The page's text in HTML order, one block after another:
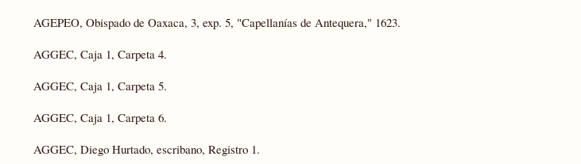
AGEPEO, Obispado de Oaxaca, 3, exp. 5, "Capellanías de Antequera," 1623.
AGGEC, Caja 1, Carpeta 4.
AGGEC, Caja 1, Carpeta 5.
AGGEC, Caja 1, Carpeta 6.
AGGEC, Diego Hurtado, escribano, Registro 1.